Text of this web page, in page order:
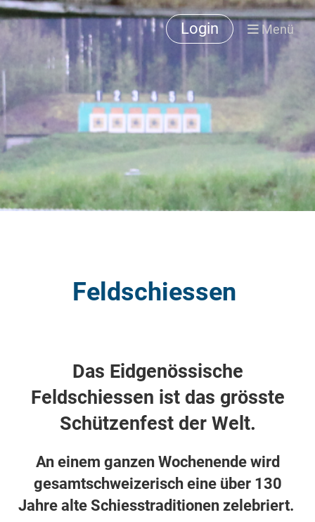
Login Menü
Feldschiessen
Das Eidgenössische
Feldschiessen ist das grösste
Schützenfest der Welt.
An einem ganzen Wochenende wird
gesamtschweizerisch eine über 130
Jahre alte Schiesstraditionen zelebriert.